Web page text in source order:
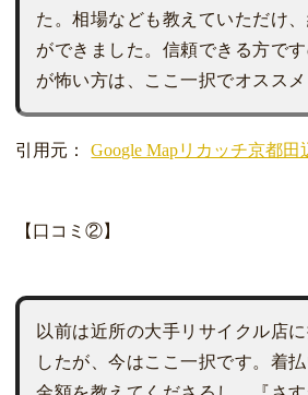
た。相場なども教えていただけ
ができました。信頼できる方で
が怖い方は、ここ一択でオススメ
引用元： Google Mapリカッチ京都田
【口コミ②】
以前は近所の大手リサイクル店
したが、今はここ一択です。着